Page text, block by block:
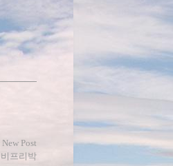
New Post
비프리박